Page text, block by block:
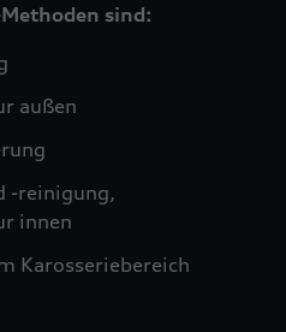
sind:
außen
-reinigung,
innen
Karosseriebereich